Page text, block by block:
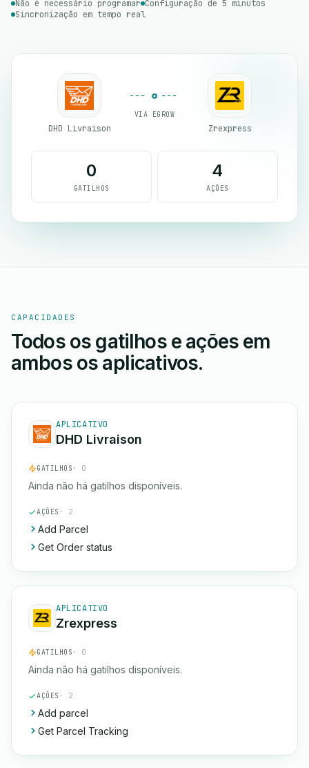
Não é necessário programar Configuração de 5 minutos
Sincronização em tempo real
DHD Livraison
VIA EGROW
Zrexpress
0
GATILHOS
4
AÇÕES
CAPACIDADES
Todos os gatilhos e ações em
ambos os aplicativos.
APLICATIVO
DHD Livraison
GATILHOS · 0
Ainda não há gatilhos disponíveis.
AÇÕES · 2
Add Parcel
Get Order status
APLICATIVO
Zrexpress
GATILHOS · 0
Ainda não há gatilhos disponíveis.
AÇÕES · 2
Add parcel
Get Parcel Tracking